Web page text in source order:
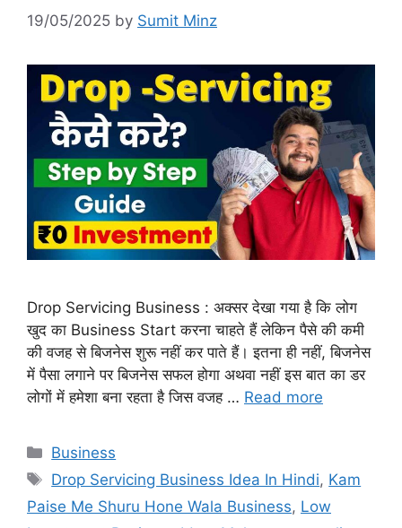
19/05/2025 by Sumit Minz
Drop Servicing Business : अक्सर देखा गया है कि लोग
खुद का Business Start करना चाहते हैं लेकिन पैसे की कमी
की वजह से बिजनेस शुरू नहीं कर पाते हैं। इतना ही नहीं, बिजनेस
में पैसा लगाने पर बिजनेस सफल होगा अथवा नहीं इस बात का डर
लोगों में हमेशा बना रहता है जिस वजह … Read more
Categories
Business
Tags
Drop Servicing Business Idea In Hindi, Kam
Paise Me Shuru Hone Wala Business, Low